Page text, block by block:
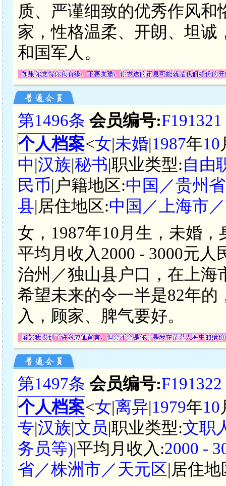
质、严谨细致的优秀作风
家，性格温柔、开朗、坦诚
和国军人。
第1496条 会员编号:F191321
个人档案<女|未婚|1987年10
中|汉族|秘书|职业类型:自由
民币|户籍地区:中国／贵州
县|居住地区:中国／上海市
女，1987年10月生，未婚
平均月收入2000 - 3000元
治州／独山县户口，在上海
希望未来的令一半是82年的
入，顾家、脾气要好。
第1497条 会员编号:F191322
个人档案<女|离异|1979年10
专|汉族|文员|职业类型:文职
务员等)|平均月收入:2000 -
省／株洲市／天元区|居住地